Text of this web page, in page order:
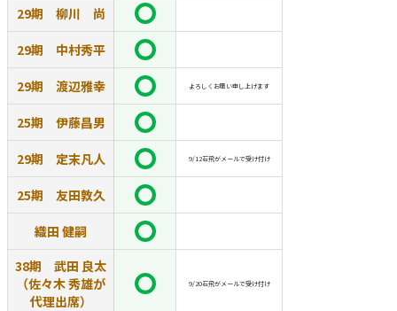
29期 柳川 尚
29期 中村秀平
29期 渡辺雅幸 よろしくお願い申し上げます
25期 伊藤昌男
29期 定末凡人 9/12石飛がメールで受け付け
25期 友田敦久
織田 健嗣
38期 武田 良太
（佐々木 秀雄が
代理出席）
9/20石飛がメールで受け付け